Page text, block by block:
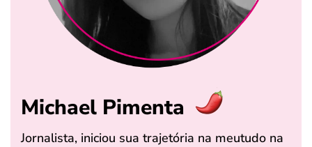
Michael Pimenta
Jornalista, iniciou sua trajetória na meutudo na